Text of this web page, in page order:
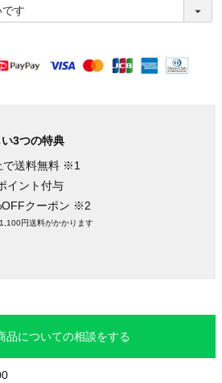
3つの特典
で送料無料 ※1
イント付与
クーポン ※2
円送料がかかります
品についての相談をする